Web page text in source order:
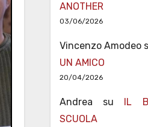
ANOTHER
03/06/2026
Vincenzo Amodeo
UN AMICO
20/04/2026
Andrea su
IL
SCUOLA